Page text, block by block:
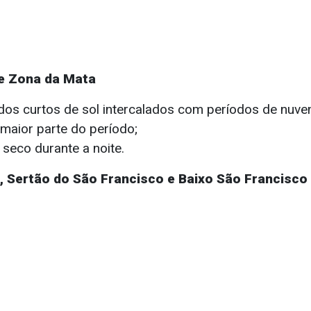
Zona da Mata
curtos de sol intercalados com períodos de
parte do período;
durante a noite.
do São Francisco e Baixo São Francisco